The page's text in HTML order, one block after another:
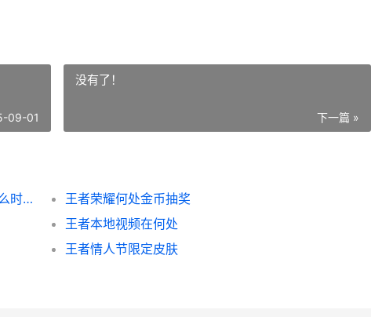
09-01
没有了！
下一篇 »
蚂蚁新村9月1日答案更新2025 蚂蚁新村什么时候上线的
王者荣耀何处金币抽奖
王者本地视频在何处
王者情人节限定皮肤